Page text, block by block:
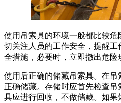
使用吊索具的环境一般都比较
切关注人员的工作安全，提醒
全措施，必要时，立即撤出危险
使用后正确的储藏吊索具。在
正确储藏。存储时应首先检查
具应进行回收，不做储藏。如